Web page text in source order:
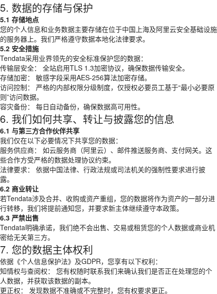
5. 数据的存储与保护
5.1 存储地点
您的个人信息和业务数据主要存储在位于中国上海及阿里云安全基础设施
的服务器上。我们严格遵守数据本地化法律要求。
5.2 安全措施
Tendata采用业界领先的安全标准保护您的数据：
传输层安全： 全站启用TLS 1.3加密协议，确保数据传输安全。
存储加密： 敏感字段采用AES-256算法加密存储。
访问控制： 严格的内部权限分级制度，仅授权必要员工基于“最小必要原
则”访问数据。
容灾备份： 每日自动备份，确保数据高可用性。
6. 我们如何共享、转让与披露您的信息
6.1 与第三方合作伙伴共享
我们仅在以下必要情况下共享您的数据：
服务供应商： 如云服务商（阿里云）、邮件推送服务商、支付网关。这
些合作方受严格的数据处理协议约束。
法律要求： 依据中国法律、行政法规或司法机关的强制性要求进行披
露。
6.2 商业转让
若Tendata涉及合并、收购或资产重组，您的数据将作为资产的一部分进
行转移，我们将提前通知您，并要求新主体继续遵守本政策。
6.3 严禁出售
Tendata明确承诺，我们绝不会出售、交易或租赁您的个人数据或商业机
密给无关第三方。
7. 您的数据主体权利
依据《个人信息保护法》及GDPR，您享有以下权利：
知情权与查阅权： 您有权随时联系我们来确认我们是否正在处理您的个
人数据，并获取该数据的副本。
更正权： 发现数据不准确或不完整时，您有权要求更正。